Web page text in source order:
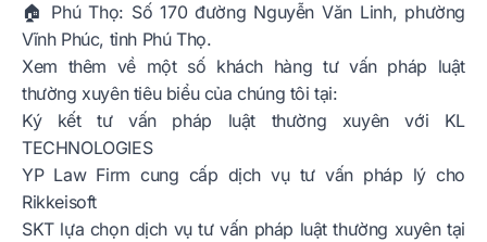
🏠 Phú Thọ: Số 170 đường Nguyễn Văn Linh, phường
Vĩnh Phúc, tỉnh Phú Thọ.
Xem thêm về một số khách hàng tư vấn pháp luật
thường xuyên tiêu biểu của chúng tôi tại:
Ký kết tư vấn pháp luật thường xuyên với KL
TECHNOLOGIES
YP Law Firm cung cấp dịch vụ tư vấn pháp lý cho
Rikkeisoft
SKT lựa chọn dịch vụ tư vấn pháp luật thường xuyên tại